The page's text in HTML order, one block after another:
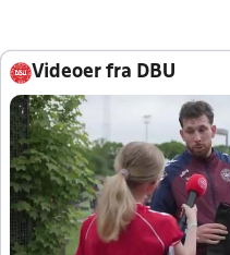
Videoer fra DBU